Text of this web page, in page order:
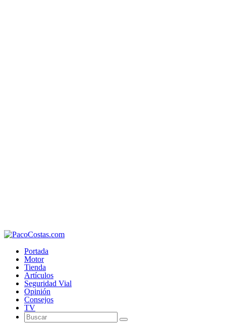
Portada
Motor
Tienda
Artículos
Seguridad Vial
Opinión
Consejos
TV